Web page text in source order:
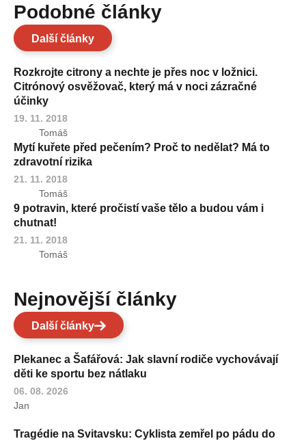
Podobné články
Další články
Rozkrojte citrony a nechte je přes noc v ložnici.
Citrónový osvěžovač, který má v noci zázračné
účinky
19. 11. 2018
Tomáš
Mytí kuřete před pečením? Proč to nedělat? Má to
zdravotní rizika
21. 11. 2018
Tomáš
9 potravin, které pročistí vaše tělo a budou vám i
chutnat!
21. 11. 2018
Tomáš
Nejnovější články
Další články
Plekanec a Šafářová: Jak slavní rodiče vychovávají
děti ke sportu bez nátlaku
06. 08. 2026
Jan
Tragédie na Svitavsku: Cyklista zemřel po pádu do